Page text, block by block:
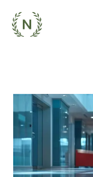
Inhalt
springen